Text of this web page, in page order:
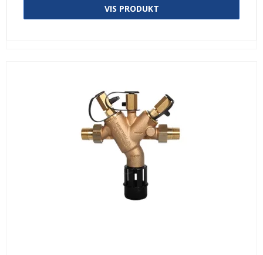
VIS PRODUKT